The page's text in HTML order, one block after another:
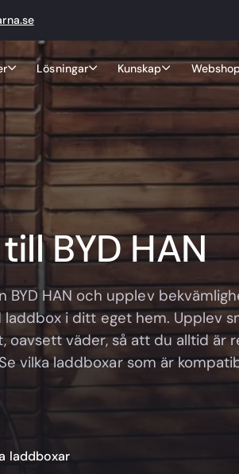
Lösningar Kunskap
BYD HAN
BYD HAN och upplev
i ditt eget hem. Upplev
oavsett väder, så att du alltid är
vilka laddboxar som är
laddboxar